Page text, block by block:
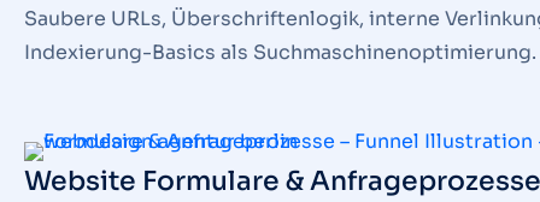
Saubere URLs, Überschriftenlogik, interne
Indexierung-Basics als Suchmaschinenoptimierung.
Website Formulare & Anfrageprozesse